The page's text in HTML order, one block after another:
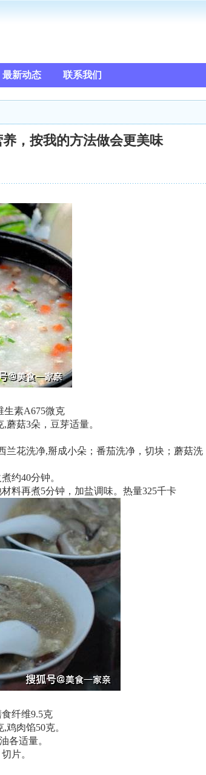
最新动态 联系我们
，按我的方法做会更美味
生素A675微克
蘑菇3朵，豆芽适量。
兰花洗净,掰成小朵；番茄洗净，切块；蘑菇洗
约40分钟。
料再煮5分钟，加盐调味。热量325千卡
纤维9.5克
肉馅50克。
各适量。
片。